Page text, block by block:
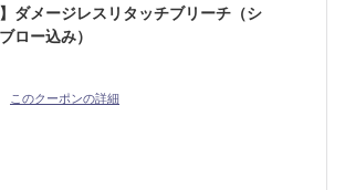
】ダメージレスリタッチブリーチ（シ
ロー込み）
このクーポンの詳細